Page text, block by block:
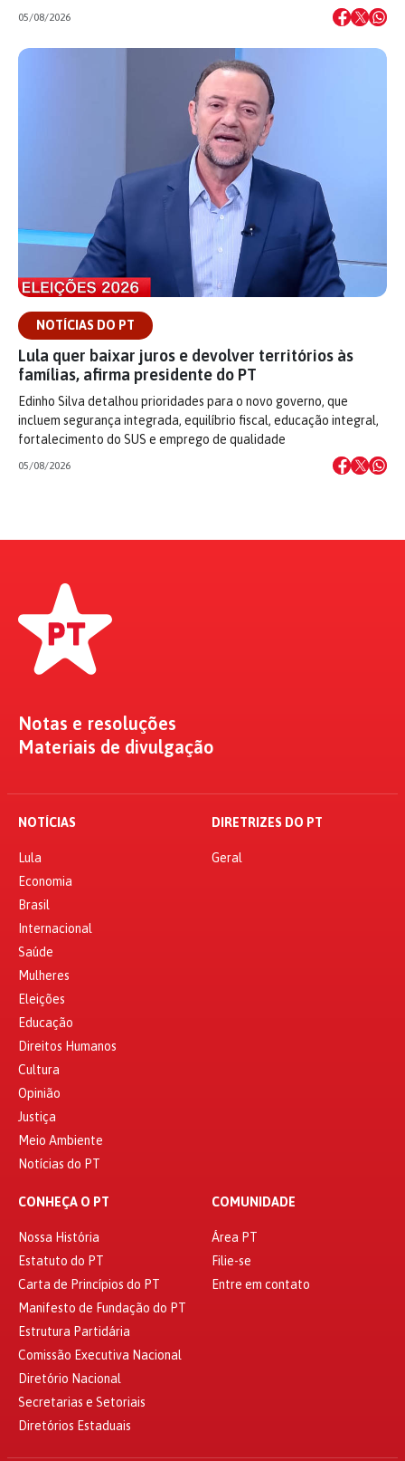
05/08/2026
NOTÍCIAS DO PT
Lula quer baixar juros e devolver territórios às
famílias, afirma presidente do PT
Edinho Silva detalhou prioridades para o novo governo, que
incluem segurança integrada, equilíbrio fiscal, educação integral,
fortalecimento do SUS e emprego de qualidade
05/08/2026
Notas e resoluções
Materiais de divulgação
NOTÍCIAS
Lula
Economia
Brasil
Internacional
Saúde
Mulheres
Eleições
Educação
Direitos Humanos
Cultura
Opinião
Justiça
Meio Ambiente
Notícias do PT
DIRETRIZES DO PT
Geral
CONHEÇA O PT
Nossa História
Estatuto do PT
Carta de Princípios do PT
Manifesto de Fundação do PT
Estrutura Partidária
Comissão Executiva Nacional
Diretório Nacional
Secretarias e Setoriais
Diretórios Estaduais
COMUNIDADE
Área PT
Filie-se
Entre em contato